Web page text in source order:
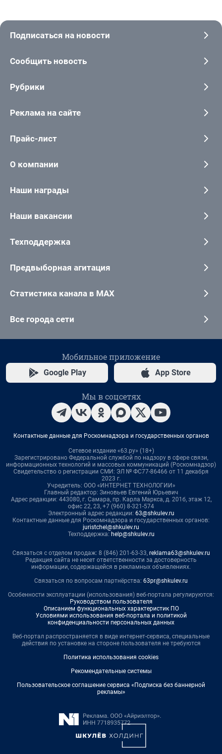
Подписаться на новости
Сообщить новость
Рубрики
Реклама на сайте
Прайс-лист
О компании
Наши награды
Наши вакансии
Техподдержка
Предвыборная агитация
Статистика канала в MAX
Все города сети
Мобильное приложение
Google Play App Store
Мы в соцсетях
Контактные данные для Роскомнадзора и государственных органов
Сетевое издание «63.ру» (18+)
Зарегистрировано Федеральной службой по надзору в сфере связи,
информационных технологий и массовых коммуникаций (Роскомнадзор)
Свидетельство о регистрации СМИ: ЭЛ № ФС77-86466 от 11 декабря
2023 г.
Учредитель: ООО «ИНТЕРНЕТ ТЕХНОЛОГИИ»
Главный редактор: Зиновьев Евгений Юрьевич
Адрес редакции: 443080, г. Самара, пр. Карла Маркса, д. 201б, этаж 12,
офис 22, 23, +7 (960) 8-321-574
Электронный адрес редакции: 63@shkulev.ru
Контактные данные для Роскомнадзора и государственных органов:
juristchel@shkulev.ru
Техподдержка: help@shkulev.ru
Связаться с отделом продаж: 8 (846) 201-63-33, reklama63@shkulev.ru
Редакция сайта не несет ответственности за достоверность
информации, содержащейся в рекламных объявлениях.
Связаться по вопросам партнёрства: 63pr@shkulev.ru
Особенности эксплуатации (использования) веб-портала регулируются:
Руководством пользователя
Описанием функциональных характеристик ПО
Условиями использования веб-портала и политикой
конфиденциальности персональных данных
Веб-портал распространяется в виде интернет-сервиса, специальные
действия по установке на стороне пользователя не требуются
Политика использования cookies
Рекомендательные системы
Пользовательское соглашение сервиса «Подписка без баннерной
рекламы»